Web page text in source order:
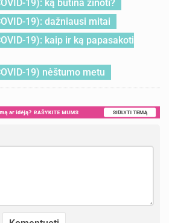
19): ką būtina žinoti?
19): dažniausi mitai
19): kaip ir ką papasakoti
19) nėštumo metu